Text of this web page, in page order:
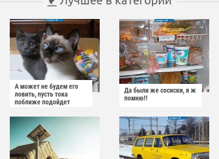
А может не будем его
ловить, пусть тока
поближе подойдет
Да были же сосиски, я ж
помню!!